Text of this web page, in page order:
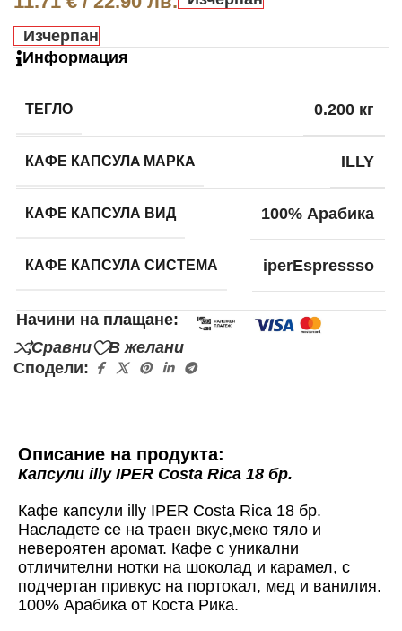
Изчерпан
Информация
ТЕГЛО 0.200 кг
КАФЕ КАПСУЛA МАРКA ILLY
КАФЕ КАПСУЛА ВИД 100% Арабика
КАФЕ КАПСУЛА СИСТЕМА iperEspressso
Начини на плащане:
Сравни
В желани
Сподели:
Описание на продукта:
Капсули illy IPER Costa Rica 18 бр.
Кафе капсули illy IPER Costa Rica 18 бр.
Насладете се на траен вкус,меко тяло и
невероятен аромат. Кафе с уникални
отличителни нотки на шоколад и карамел, с
подчертан привкус на портокал, мед и ванилия.
100% Арабика от Коста Рика.